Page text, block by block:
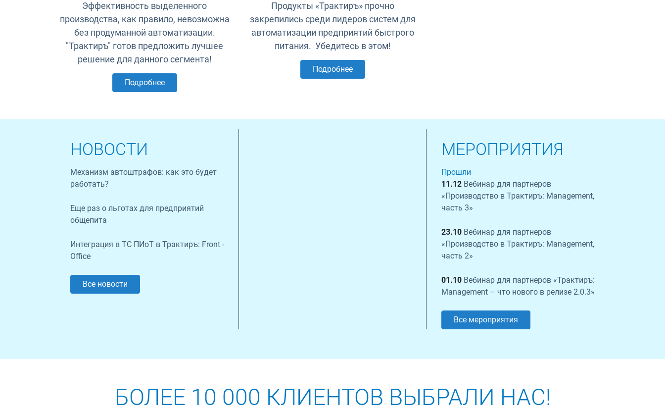
Эффективность выделенного
производства, как правило, невозможна
без продуманной автоматизации.
"Трактиръ" готов предложить лучшее
решение для данного сегмента!
Подробнее
Продукты «Трактиръ» прочно
закрепились среди лидеров систем для
автоматизации предприятий быстрого
питания. Убедитесь в этом!
Подробнее
НОВОСТИ
Механизм автоштрафов: как это будет
работать?
Еще раз о льготах для предприятий
общепита
Интеграция в ТС ПИоТ в Трактиръ: Front -
Office
Все новости
МЕРОПРИЯТИЯ
Прошли
11.12 Вебинар для партнеров
«Производство в Трактиръ: Management,
часть 3»
23.10 Вебинар для партнеров
«Производство в Трактиръ: Management,
часть 2»
01.10 Вебинар для партнеров «Трактиръ:
Management – что нового в релизе 2.0.3»
Все мероприятия
БОЛЕЕ 10 000 КЛИЕНТОВ ВЫБРАЛИ НАС!